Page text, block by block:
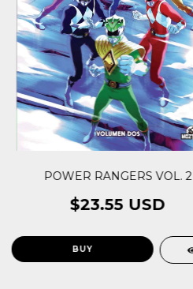
POWER RANGERS VOL. 2
$23.55 USD